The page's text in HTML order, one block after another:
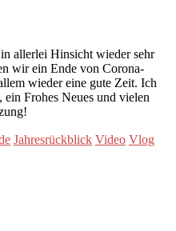
allerlei Hinsicht wieder sehr
wir ein Ende von Corona-
wieder eine gute Zeit. Ich
Frohes Neues und vielen
Jahresrückblick Video Vlog